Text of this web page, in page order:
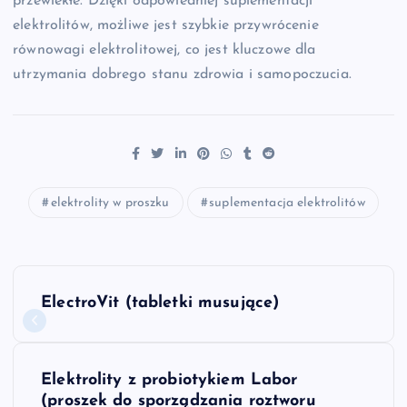
elektrolitów, możliwe jest szybkie przywrócenie
równowagi elektrolitowej, co jest kluczowe dla
utrzymania dobrego stanu zdrowia i samopoczucia.
elektrolity w proszku suplementacja elektrolitów
N
a
ElectroVit (tabletki musujące)
Elektrolity z probiotykiem Labor
(proszek do sporządzania roztworu